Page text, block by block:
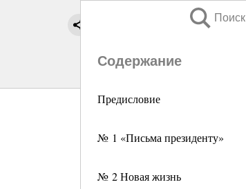
Поиск
Содержание
Предисловие
№ 1 «Письма президенту»
№ 2 Новая жизнь